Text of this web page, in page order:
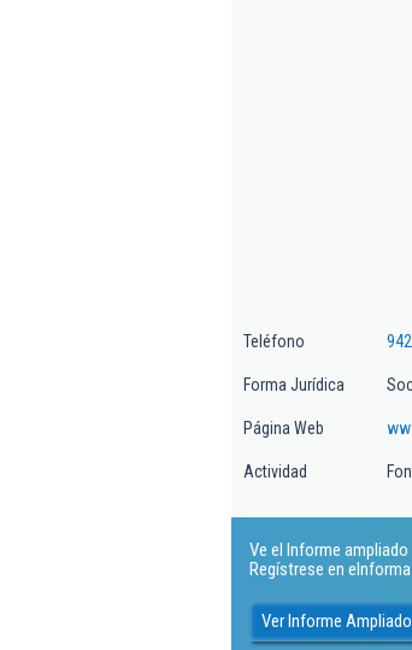
Teléfono
Forma Jurídica
Página Web
Actividad
Ve el Informe ampliado
Regístrese en
Ver Informe